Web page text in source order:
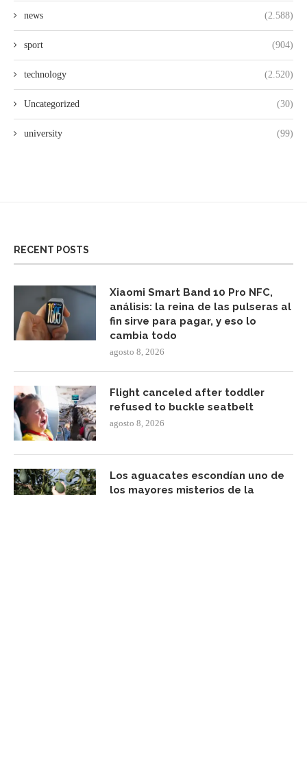
news (2.588)
sport (904)
technology (2.520)
Uncategorized (30)
university (99)
RECENT POSTS
Xiaomi Smart Band 10 Pro NFC,
análisis: la reina de las pulseras al
fin sirve para pagar, y eso lo
cambia todo
agosto 8, 2026
Flight canceled after toddler
refused to buckle seatbelt
agosto 8, 2026
Los aguacates escondían uno de
los mayores misterios de la